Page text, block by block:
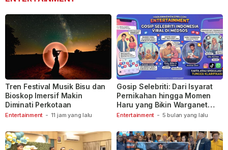
Entertainment - 11 jam yang lalu
Tren Festival Musik Bisu dan
Bioskop Imersif Makin
Diminati Perkotaan
Entertainment - 5 bulan yang lalu
Gosip Selebriti: Dari Isyarat
Pernikahan hingga Momen
Haru yang Bikin Warganet
Berspekulasi